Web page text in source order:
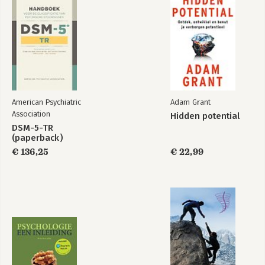
Wat denken mensen als je gespannen bent?
Verdeling van je aandacht
Wat als mensen me echt afwijzen?
Inlevingsvermogen is nuttig
Denkfouten: variaties van het denken voor een ander
Oefening 2.2 Wat zijn jouw ‘als … dan’-gedachten?
Van vermijding naar exposure
De hersenen: angst gaat automatisch, temmen handmatig
Samenvatting
Tot hoever ga je?
Laat ze maar denken: aanvalluh
Oefening 3.2 Exposure aan gêne
‘Ja, maar …’ gebruiken voor de eerstvolgende
exposureoefening
American Psychiatric
Association
DSM-5-TR
(paperback)
€ 136,25
Adam Grant
Hidden potential
€ 22,99